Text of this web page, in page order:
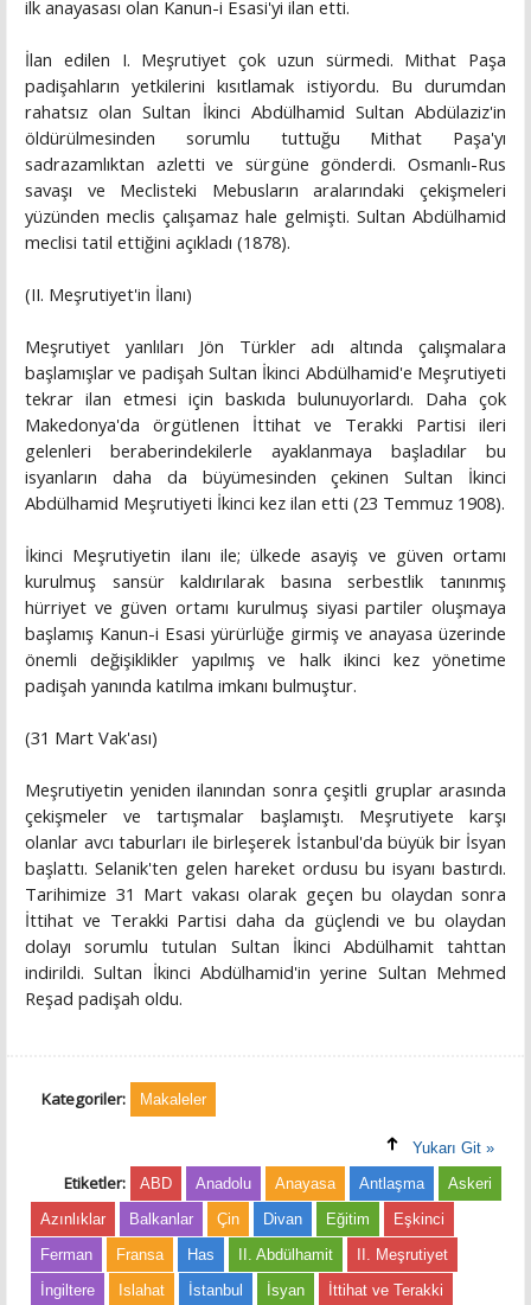
ilk anayasası olan Kanun-i Esasi'yi ilan etti.
İlan edilen I. Meşrutiyet çok uzun sürmedi. Mithat Paşa
padişahların yetkilerini kısıtlamak istiyordu. Bu durumdan
rahatsız olan Sultan İkinci Abdülhamid Sultan Abdülaziz'in
öldürülmesinden sorumlu tuttuğu Mithat Paşa'yı
sadrazamlıktan azletti ve sürgüne gönderdi. Osmanlı-Rus
savaşı ve Meclisteki Mebusların aralarındaki çekişmeleri
yüzünden meclis çalışamaz hale gelmişti. Sultan Abdülhamid
meclisi tatil ettiğini açıkladı (1878).
(II. Meşrutiyet'in İlanı)
Meşrutiyet yanlıları Jön Türkler adı altında çalışmalara
başlamışlar ve padişah Sultan İkinci Abdülhamid'e Meşrutiyeti
tekrar ilan etmesi için baskıda bulunuyorlardı. Daha çok
Makedonya'da örgütlenen İttihat ve Terakki Partisi ileri
gelenleri beraberindekilerle ayaklanmaya başladılar bu
isyanların daha da büyümesinden çekinen Sultan İkinci
Abdülhamid Meşrutiyeti İkinci kez ilan etti (23 Temmuz 1908).
İkinci Meşrutiyetin ilanı ile; ülkede asayiş ve güven ortamı
kurulmuş sansür kaldırılarak basına serbestlik tanınmış
hürriyet ve güven ortamı kurulmuş siyasi partiler oluşmaya
başlamış Kanun-i Esasi yürürlüğe girmiş ve anayasa üzerinde
önemli değişiklikler yapılmış ve halk ikinci kez yönetime
padişah yanında katılma imkanı bulmuştur.
(31 Mart Vak'ası)
Meşrutiyetin yeniden ilanından sonra çeşitli gruplar arasında
çekişmeler ve tartışmalar başlamıştı. Meşrutiyete karşı
olanlar avcı taburları ile birleşerek İstanbul'da büyük bir İsyan
başlattı. Selanik'ten gelen hareket ordusu bu isyanı bastırdı.
Tarihimize 31 Mart vakası olarak geçen bu olaydan sonra
İttihat ve Terakki Partisi daha da güçlendi ve bu olaydan
dolayı sorumlu tutulan Sultan İkinci Abdülhamit tahttan
indirildi. Sultan İkinci Abdülhamid'in yerine Sultan Mehmed
Reşad padişah oldu.
Kategoriler: Makaleler
Yukarı Git »
Etiketler: ABD Anadolu Anayasa Antlaşma
Askeri
Azınlıklar
Balkanlar Çin Divan Eğitim
Eşkinci
Ferman
Fransa Has II. Abdülhamit
II. Meşrutiyet
İngiltere
Islahat İstanbul İsyan
İttihat ve Terakki